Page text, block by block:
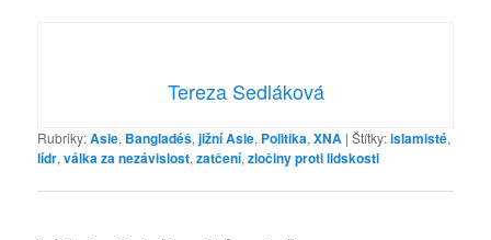
Tereza Sedláková
Rubriky:Asie, Bangladéš,jižní Asie, Politika,XNA |Štítky:islamisté,
lídr,válka za nezávislost,zatčení,zločiny proti lidskosti